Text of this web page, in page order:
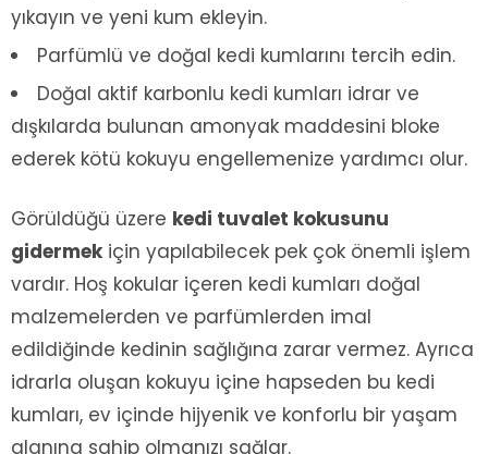
yıkayın ve yeni kum ekleyin.
Parfümlü ve doğal kedi kumlarını tercih edin.
Doğal aktif karbonlu kedi kumları idrar ve
dışkılarda bulunan amonyak maddesini bloke
ederek kötü kokuyu engellemenize yardımcı olur.
Görüldüğü üzere kedi tuvalet kokusunu
gidermek için yapılabilecek pek çok önemli işlem
vardır. Hoş kokular içeren kedi kumları doğal
malzemelerden ve parfümlerden imal
edildiğinde kedinin sağlığına zarar vermez. Ayrıca
idrarla oluşan kokuyu içine hapseden bu kedi
kumları, ev içinde hijyenik ve konforlu bir yaşam
alanına sahip olmanızı sağlar.